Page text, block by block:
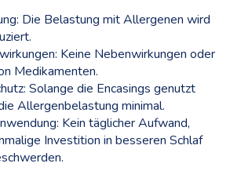
Die Belastung mit Allergenen wird
Keine Nebenwirkungen oder
Medikamenten.
Solange die Encasings genutzt
Allergenbelastung minimal.
Kein täglicher Aufwand,
Investition in besseren Schlaf